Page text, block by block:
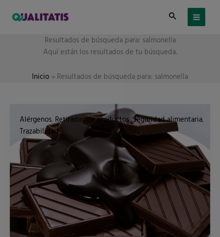
Resultados de búsqueda para: salmonella
Aquí están los resultados de tu búsqueda.
Inicio Resultados de búsqueda para: salmonella
Alérgenos, Retiradas de productos,Seguridad alimentaria,
Trazabilidad
una
retirada
de
producto
alimentario
afecta
un
alérgeno.
Todo
sobre
el
brote
de
Salmonella
de
Barry
Callebaut.